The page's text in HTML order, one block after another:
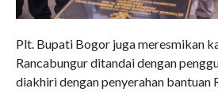
Plt. Bupati Bogor juga meresmikan
Rancabungur ditandai dengan
diakhiri dengan penyerahan bantuan